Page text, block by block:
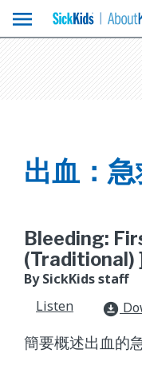
menu
出血：
Bleeding:
(Traditional) ]
By SickKids staff
Listen
download_for_offline
簡要概述出血的